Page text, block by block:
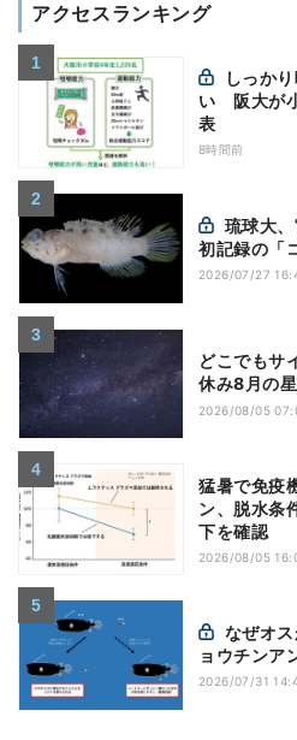
アクセスランキング
い 阪大が
表
8時間前
初記録の「
2026/07/27
どこでもサ
休み8月の
2026/08/05
猛暑で免疫
ン、脱水条
下を確認
2026/08/05
ョウチンア
2026/07/31